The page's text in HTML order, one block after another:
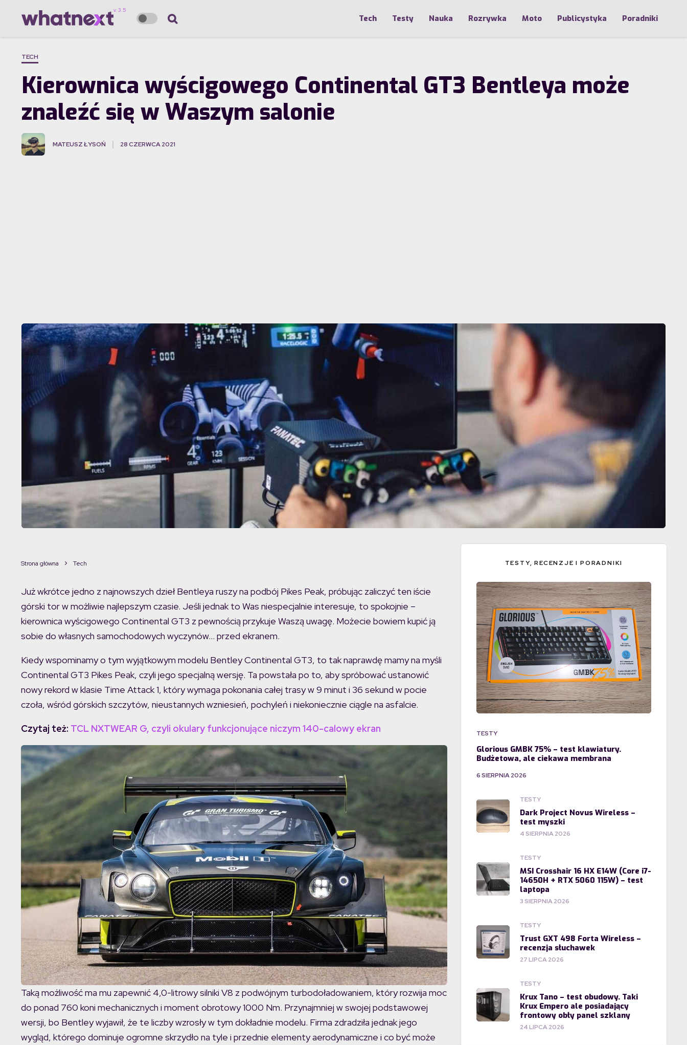
Tech Testy Nauka Rozrywka Moto Publicystyka Poradniki
TECH
Kierownica wyścigowego Continental GT3 Bentleya może
znaleźć się w Waszym salonie
MATEUSZ ŁYSOŃ 28 CZERWCA 2021
Strona główna Tech
Już wkrótce jedno z najnowszych dzieł Bentleya ruszy na podbój Pikes Peak, próbując zaliczyć ten iście
górski tor w możliwie najlepszym czasie. Jeśli jednak to Was niespecjalnie interesuje, to spokojnie –
kierownica wyścigowego Continental GT3 z pewnością przykuje Waszą uwagę. Możecie bowiem kupić ją
sobie do własnych samochodowych wyczynów… przed ekranem.
Kiedy wspominamy o tym wyjątkowym modelu Bentley Continental GT3, to tak naprawdę mamy na myśli
Continental GT3 Pikes Peak, czyli jego specjalną wersję. Ta powstała po to, aby spróbować ustanowić
nowy rekord w klasie Time Attack 1, który wymaga pokonania całej trasy w 9 minut i 36 sekund w pocie
czoła, wśród górskich szczytów, nieustannych wzniesień, pochyleń i niekoniecznie ciągle na asfalcie.
Czytaj też: TCL NXTWEAR G, czyli okulary funkcjonujące niczym 140-calowy ekran
Taką możliwość ma mu zapewnić 4,0-litrowy silniki V8 z podwójnym turbodoładowaniem, który rozwija moc
do ponad 760 koni mechanicznych i moment obrotowy 1000 Nm. Przynajmniej w swojej podstawowej
wersji, bo Bentley wyjawił, że te liczby wzrosły w tym dokładnie modelu. Firma zdradziła jednak jego
wygląd, którego dominuje ogromne skrzydło na tyle i przednie elementy aerodynamiczne i co być może
TESTY, RECENZJE I PORADNIKI
TESTY
Glorious GMBK 75% – test klawiatury.
Budżetowa, ale ciekawa membrana
6 SIERPNIA 2026
TESTY
Dark Project Novus Wireless –
test myszki
4 SIERPNIA 2026
TESTY
MSI Crosshair 16 HX E14W (Core i7-
14650H + RTX 5060 115W) – test
laptopa
3 SIERPNIA 2026
TESTY
Trust GXT 498 Forta Wireless –
recenzja słuchawek
27 LIPCA 2026
TESTY
Krux Tano – test obudowy. Taki
Krux Empero ale posiadający
frontowy obły panel szklany
24 LIPCA 2026